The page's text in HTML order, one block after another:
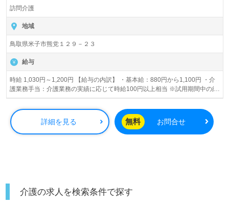
訪問介護
地域
鳥取県米子市熊党１２９－２３
給与
時給 1,030円～1,200円 【給与の内訳】 ・基本給：880円から1,100円 ・介
護業務手当：介護業務の実績に応じて時給100円以上相当 ※試用期間中の給
与の変動無し
詳細を見る 無料 お問合せ
介護の求人を検索条件で探す